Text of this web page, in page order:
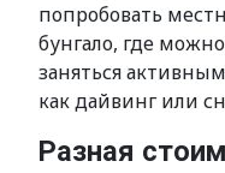
попробовать
бунгало, где
заняться
как дайвинг или
Разная